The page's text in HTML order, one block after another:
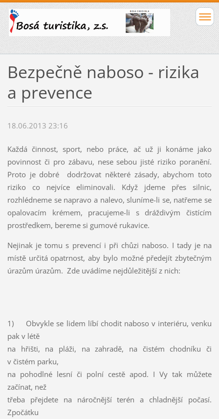
Bezpečně naboso - rizika
a prevence
18.06.2013 23:16
Každá činnost, sport, nebo práce, ač už ji konáme jako
povinnost či pro zábavu, nese sebou jisté riziko poranění.
Proto je dobré dodržovat některé zásady, abychom toto
riziko co nejvíce eliminovali. Když jdeme přes silnic,
rozhlédneme se napravo a nalevo, sluníme-li se, natřeme se
opalovacím krémem, pracujeme-li s dráždivým čistícím
prostředkem, bereme si gumové rukavice.
Nejinak je tomu s prevencí i při chůzi naboso. I tady je na
místě určitá opatrnost, aby bylo možné předejít zbytečným
úrazům úrazům. Zde uvádíme nejdůležitější z nich:
1) Obvykle se lidem líbí chodit naboso v interiéru, venku
pak v létě
na hřišti, na pláži, na zahradě, na čistém chodníku či
v čistém parku,
na pohodlné lesní či polní cestě apod. I Vy tak můžete
začínat, než
třeba přejdete na náročnější terén a chladnější počasí.
Zpočátku